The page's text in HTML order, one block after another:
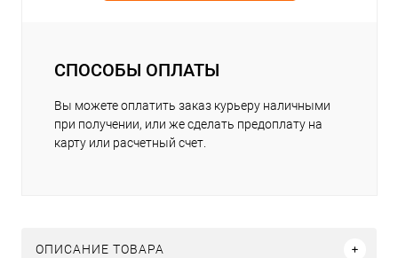
СПОСОБЫ ОПЛАТЫ
Вы можете оплатить заказ курьеру наличными
при получении, или же сделать предоплату на
карту или расчетный счет.
ОПИСАНИЕ ТОВАРА